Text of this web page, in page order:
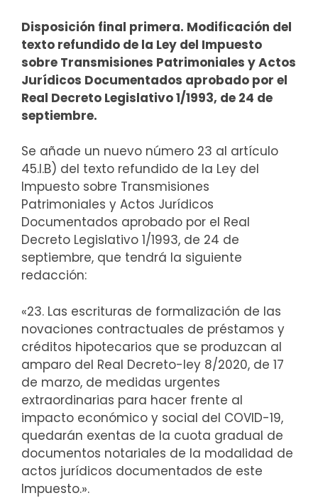
Disposición final primera. Modificación del
texto refundido de la Ley del Impuesto
sobre Transmisiones Patrimoniales y Actos
Jurídicos Documentados aprobado por el
Real Decreto Legislativo 1/1993, de 24 de
septiembre.
Se añade un nuevo número 23 al artículo
45.I.B) del texto refundido de la Ley del
Impuesto sobre Transmisiones
Patrimoniales y Actos Jurídicos
Documentados aprobado por el Real
Decreto Legislativo 1/1993, de 24 de
septiembre, que tendrá la siguiente
redacción:
«23. Las escrituras de formalización de las
novaciones contractuales de préstamos y
créditos hipotecarios que se produzcan al
amparo del Real Decreto-ley 8/2020, de 17
de marzo, de medidas urgentes
extraordinarias para hacer frente al
impacto económico y social del COVID-19,
quedarán exentas de la cuota gradual de
documentos notariales de la modalidad de
actos jurídicos documentados de este
Impuesto.».